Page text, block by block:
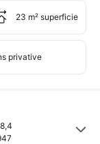
23 m² superficie
privative